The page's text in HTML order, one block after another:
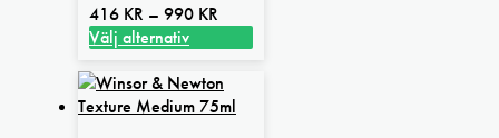
416 KR – 990 KR
416 kr
990 kr
Välj alternativ
här
produkten